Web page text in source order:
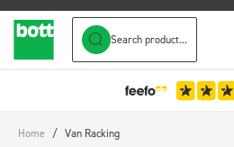
Search product...
Home / Van Racking